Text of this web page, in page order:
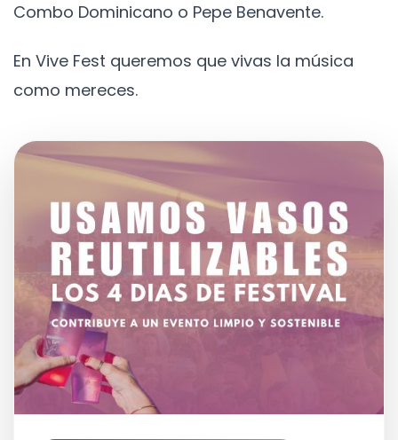
Combo Dominicano o Pepe Benavente.
En Vive Fest queremos que vivas la música
como mereces.